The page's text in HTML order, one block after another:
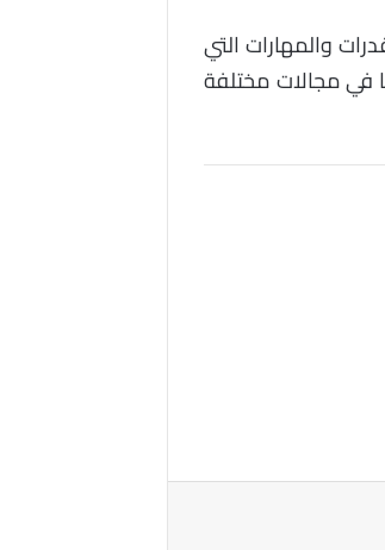
والمهارات التي
في مجالات مختلفة